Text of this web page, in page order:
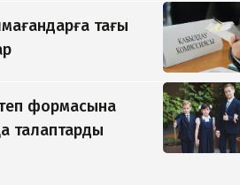
тағы
формасына
талаптарды